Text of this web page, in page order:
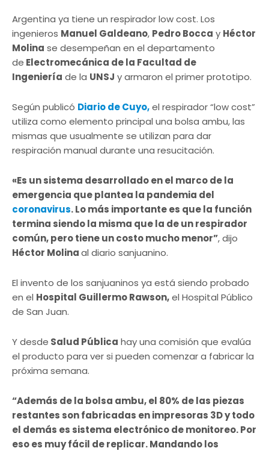
Argentina ya tiene un respirador low cost. Los
ingenieros Manuel Galdeano, Pedro Bocca y Héctor
Molina se desempeñan en el departamento
de Electromecánica de la Facultad de
Ingeniería de la UNSJ y armaron el primer prototipo.
Según publicó Diario de Cuyo,el respirador “low cost”
utiliza como elemento principal una bolsa ambu, las
mismas que usualmente se utilizan para dar
respiración manual durante una resucitación.
«Es un sistema desarrollado en el marco de la
emergencia que plantea la pandemia del
coronavirus. Lo más importante es que la función
termina siendo la misma que la de un respirador
común, pero tiene un costo mucho menor”, dijo
Héctor Molinaal diario sanjuanino.
El invento de los sanjuaninos ya está siendo probado
en el Hospital Guillermo Rawson,el Hospital Público
de San Juan.
Y desde Salud Pública hay una comisión que evalúa
el producto para ver si pueden comenzar a fabricar la
próxima semana.
“Además de la bolsa ambu, el 80% de las piezas
restantes son fabricadas en impresoras 3D y todo
el demás es sistema electrónico de monitoreo. Por
eso es muy fácil de replicar. Mandando los